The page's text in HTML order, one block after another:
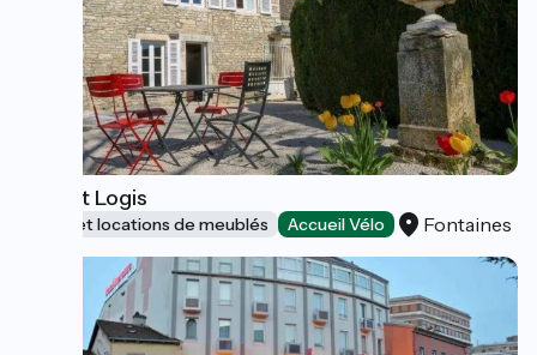
le Petit Logis
Gîtes et locations de meublés Accueil Vélo Fontaines